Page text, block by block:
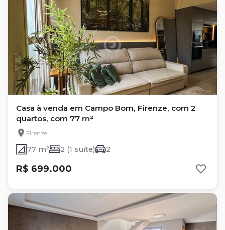
Casa à venda em Campo Bom, Firenze, com 2
quartos, com 77 m²
Firenze
77 m² 2 (1 suíte) 2
R$ 699.000